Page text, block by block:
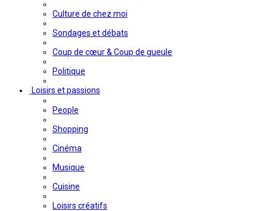
Culture de chez moi
Sondages et débats
Coup de cœur & Coup de gueule
Politique
Loisirs et passions
People
Shopping
Cinéma
Musique
Cuisine
Loisirs créatifs